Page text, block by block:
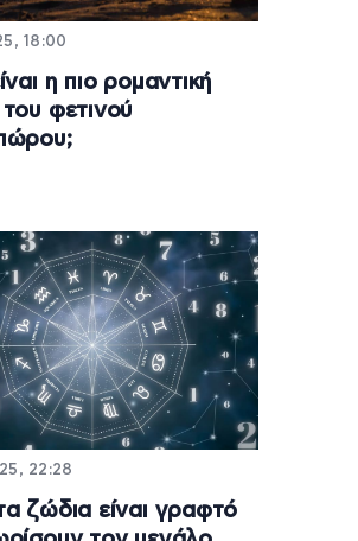
18:00
η πιο ρομαντική
φετινού
22:28
ζώδια είναι γραφτό